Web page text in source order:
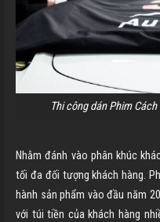
Thi công dán Phim
Nhằm đánh vào phân khúc
tối đa đối tượng khách hàng.
hành sản phẩm vào đầu năm
với túi tiền của khách hàng